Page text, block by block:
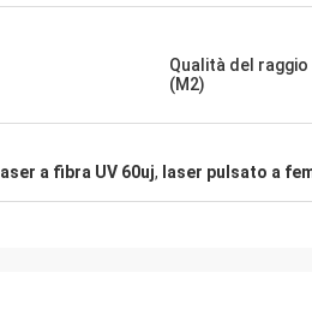
Qualità del raggio
(M2)
laser a fibra UV 60uj, laser pulsato a